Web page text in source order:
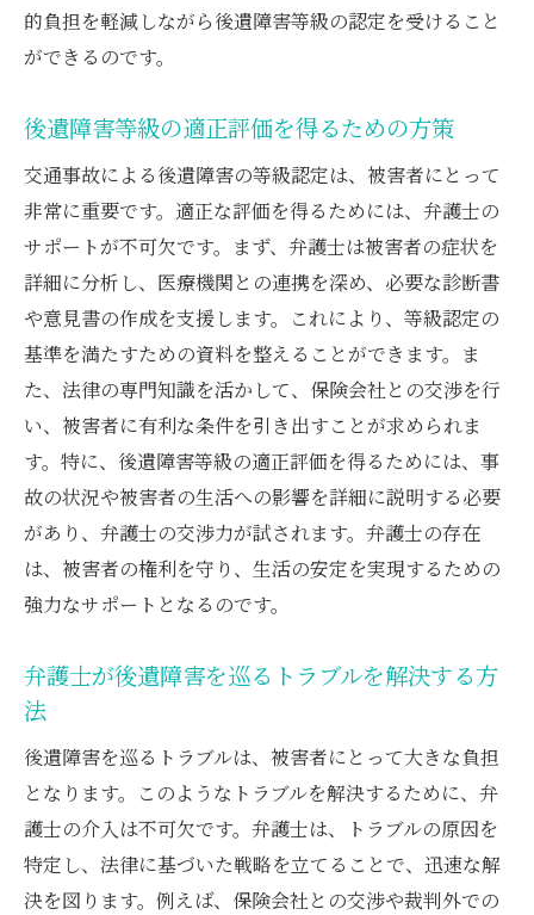
的負担を軽減しながら後遺障害等級の認定を受けること
ができるのです。
後遺障害等級の適正評価を得るための方策
交通事故による後遺障害の等級認定は、被害者にとって
非常に重要です。適正な評価を得るためには、弁護士の
サポートが不可欠です。まず、弁護士は被害者の症状を
詳細に分析し、医療機関との連携を深め、必要な診断書
や意見書の作成を支援します。これにより、等級認定の
基準を満たすための資料を整えることができます。ま
た、法律の専門知識を活かして、保険会社との交渉を行
い、被害者に有利な条件を引き出すことが求められま
す。特に、後遺障害等級の適正評価を得るためには、事
故の状況や被害者の生活への影響を詳細に説明する必要
があり、弁護士の交渉力が試されます。弁護士の存在
は、被害者の権利を守り、生活の安定を実現するための
強力なサポートとなるのです。
弁護士が後遺障害を巡るトラブルを解決する方
法
後遺障害を巡るトラブルは、被害者にとって大きな負担
となります。このようなトラブルを解決するために、弁
護士の介入は不可欠です。弁護士は、トラブルの原因を
特定し、法律に基づいた戦略を立てることで、迅速な解
決を図ります。例えば、保険会社との交渉や裁判外での